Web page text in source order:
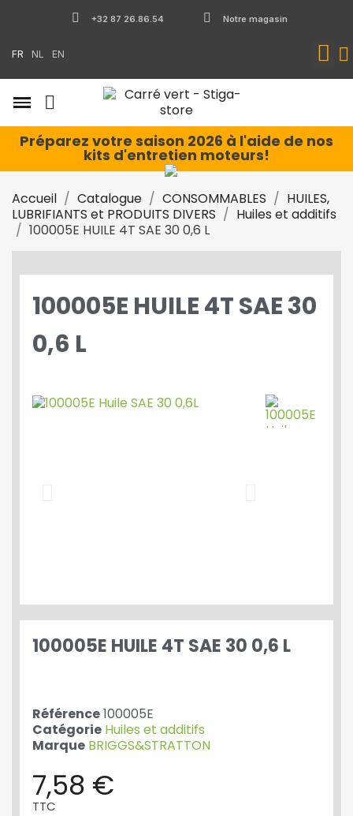
+32 87 26.86.54 Notre magasin
FR NL EN
Préparez votre saison 2026 à l'aide de nos
kits d'entretien moteurs!
Accueil Catalogue CONSOMMABLES
HUILES,
LUBRIFIANTS et PRODUITS DIVERS
Huiles et additifs
100005E HUILE 4T SAE 30 0,6 L
100005E HUILE 4T SAE 30
0,6 L
100005E HUILE 4T SAE 30 0,6 L
Référence100005E
Catégorie Huiles et additifs
Marque BRIGGS&STRATTON
7,58 €
TTC